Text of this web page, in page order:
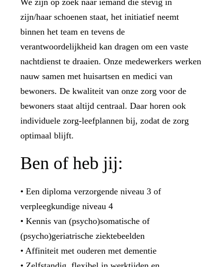
zijn/haar schoenen staat, het initiatief neemt
binnen het team en tevens de
verantwoordelijkheid kan dragen om een vaste
nachtdienst te draaien. Onze medewerkers werken
nauw samen met huisartsen en medici van
bewoners. De kwaliteit van onze zorg voor de
bewoners staat altijd centraal. Daar horen ook
individuele zorg-leefplannen bij, zodat de zorg
optimaal blijft.
Ben of heb jij:
• Een diploma verzorgende niveau 3 of
verpleegkundige niveau 4
• Kennis van (psycho)somatische of
(psycho)geriatrische ziektebeelden
• Affiniteit met ouderen met dementie